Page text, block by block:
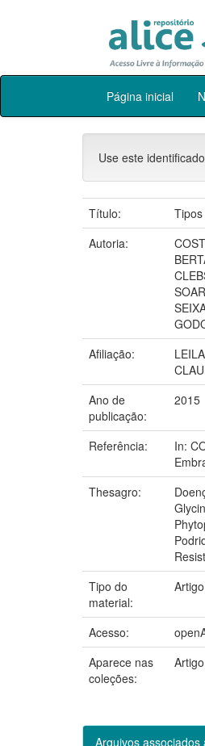
Skip
Página inicial
Use este
Título:
Autoria:
Afiliação:
Ano de
publicação:
2015
Referência:
In:
Thesagro:
Tipo do
material:
Acesso:
Aparece nas
coleções:
Arquivos associados